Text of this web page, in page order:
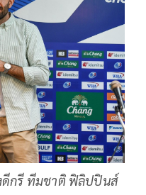
ดีกรี ทีมชาติ ฟิลิปปินส์